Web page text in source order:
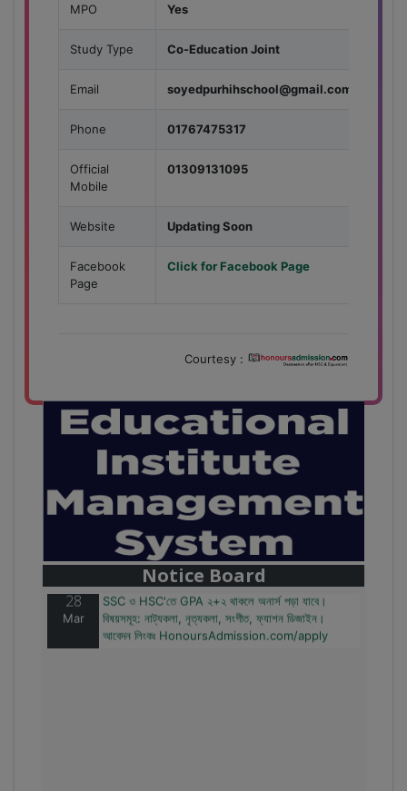
MPO Yes
Study Type Co-Education Joint
Email soyedpurhihschool@gmail.com
Phone 01767475317
Official
Mobile
01309131095
Website Updating Soon
Facebook
Page
Click for Facebook Page
Courtesy :
Notice Board
বাজেটের মধ্যে প্রাইভেট ইউনিভার্সিটিতে অনার্স পড়ার সুযোগ।
২০টির অধিক বিষয়, ৪ বছরে মোট খরচ ২ লক্ষ থেকে ৫ লক্ষ টাকা।
আবেদন লিংকঃ HonoursAdmission.com/apply
28
Mar
SSC ও HSC'তে GPA ২+২ থাকলে অনার্স পড়া যাবে।
বিষয়সমূহ: নাট্যকলা, নৃত্যকলা, সংগীত, ফ্যাশন ডিজাইন।
আবেদন লিংকঃ HonoursAdmission.com/apply